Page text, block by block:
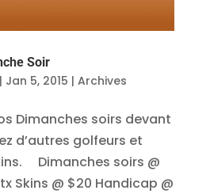
Soir
| Jan 5, 2015 | Archives
Dimanches soirs devant
d’autres golfeurs et
Dimanches soirs @
Skins @ $20 Handicap @